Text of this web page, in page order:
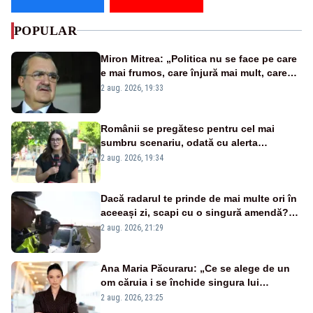
POPULAR
Miron Mitrea: „Politica nu se face pe care
e mai frumos, care înjură mai mult, care
țipă mai tare, ci pe proiecte”
2 aug. 2026, 19:33
Românii se pregătesc pentru cel mai
sumbru scenariu, odată cu alerta
energetică
2 aug. 2026, 19:34
Dacă radarul te prinde de mai multe ori în
aceeași zi, scapi cu o singură amendă?
Ce spune legea
2 aug. 2026, 21:29
Ana Maria Păcuraru: „Ce se alege de un
om căruia i se închide singura lui
portiță?”
2 aug. 2026, 23:25